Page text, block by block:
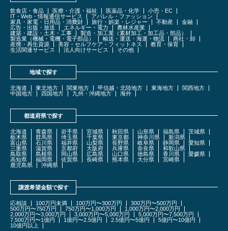
飲食店・食品 医療・介護・福祉 医薬品・化学
小売・EC
IT・Web・情報通信サービス
アパレル・ファッション
家具・家電・日用品・消費財
旅行・娯楽・レジャー 不動産
金融
広告・出版・放送
エネルギー・電力
農林水産業
建築・建設・土木・工事
製造・加工業（素材加工・加工品・部品）
製造業（機械・電機・電子部品）
輸送・運送・海運・物流
商社・卸
産廃・再生資源
美容・セルフケア・フィットネス
教育・保育
生活関連サービス
法人向けサービス その他
地域で探す
北海道 東北地方 関東地方 甲信越・北陸地方 東海地方
関西地方
中国地方
四国地方 九州・沖縄地方 海外
都道府県で探す
北海道 青森県 岩手県 宮城県 秋田県 山形県 福島県
茨城県
栃木県
群馬県 埼玉県 千葉県 東京都 神奈川県
新潟県
富山県
石川県 福井県 山梨県 長野県 岐阜県 静岡県
愛知県
三重県
滋賀県 京都府 大阪府 兵庫県 奈良県
和歌山県
鳥取県
島根県 岡山県 広島県 山口県 徳島県 香川県
愛媛県
高知県
福岡県 佐賀県 長崎県 熊本県 大分県
宮崎県
鹿児島県
沖縄県
譲渡希望金額で探す
応相談 100万円未満 100万円〜300万円
300万円〜500万円
500万円〜750万円
750万円〜1,000万円
1,000万円〜2,000万円
2,000万円〜3,000万円
3,000万円〜5,000万円
5,000万円〜7,500万円
7,500万円〜1億円
1億円〜2.5億円 2.5億円〜5億円
5億円〜10億円
10億円以上